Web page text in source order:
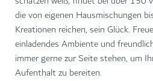
die von eigenen Hausmischungen
Kreationen reichen, sein Glück.
einladendes Ambiente und
immer gerne zur Seite stehen, um
Aufenthalt zu bereiten.